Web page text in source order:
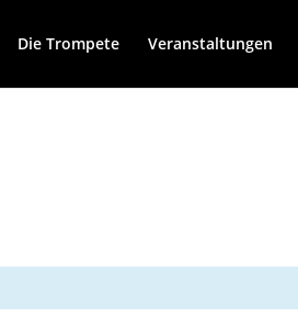
Die Trompete Veranstaltungen